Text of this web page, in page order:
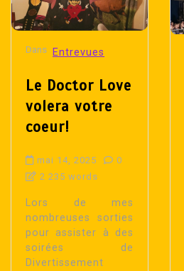
Dans Entrevues
Le Doctor Love
volera votre
coeur!
mai 14, 2025
0
2 235 words
Lors de mes
nombreuses sorties
pour assister à des
soirées de
Divertissement